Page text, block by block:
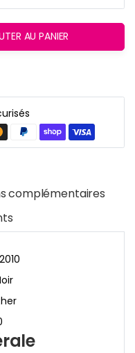
AU PANIER
complémentaires